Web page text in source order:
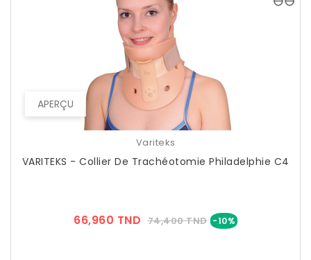
APERÇU
Variteks
VARITEKS - Collier De Trachéotomie Philadelphie C4
66,960 TND Prix
74,400 TND -10%Prix